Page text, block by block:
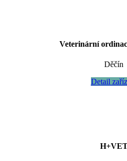
Veterinární
Děčín
Detail